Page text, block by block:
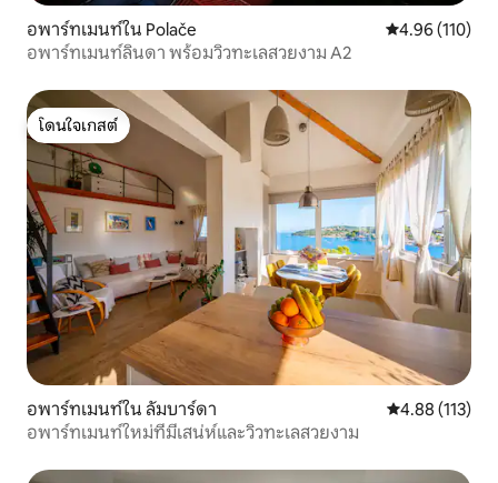
อพาร์ทเมนท์ใน Polače คะแนนเฉลี่ย
4.96 (110)
อพาร์ทเมนท์ลินดา พร้อมวิวทะเลสวยงาม A2
โดนใจเกสต์
โดนใจเกสต์
อพาร์ทเมนท์ใน ลัมบาร์ดา คะแนนเฉลี่ย
4.88 (113)
อพาร์ทเมนท์ใหม่ที่มีเสน่ห์และวิวทะเลสวยงาม